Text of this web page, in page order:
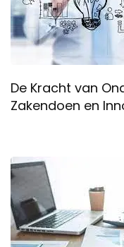
De Kracht van
Zakendoen en